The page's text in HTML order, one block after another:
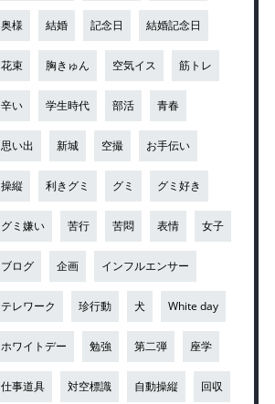
奥様 結婚 記念日 結婚記念日
花束 胸きゅん 空気イス 筋トレ
辛い 学生時代 部活 青春
思い出 新城 空撮 お手伝い
操縦 利きグミ グミ グミ好き
グミ嫌い 苦行 苦悶 表情 女子
ブログ 企画 インフルエンサー
テレワーク 珍行動 犬 White day
ホワイトデー 勉強 第二弾 座学
仕事道具 対空標識 自動操縦 回収